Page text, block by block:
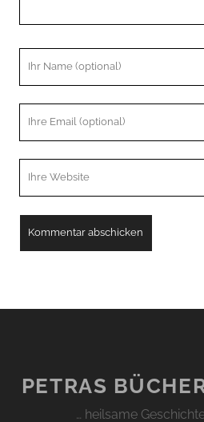
PETRAS
… heilsame